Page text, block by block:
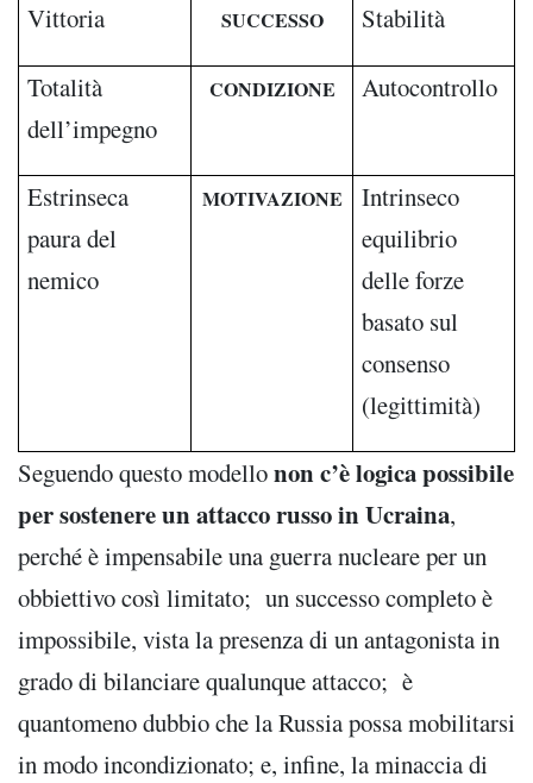
Vittoria SUCCESSO Stabilità
Totalità
dell’impegno
CONDIZIONE Autocontrollo
Estrinseca
paura del
nemico
MOTIVAZIONE
Intrinseco
equilibrio
delle forze
basato sul
consenso
(legittimità)
Seguendo questo modellonon c’è logica possibile
per sostenere un attacco russo in Ucraina,
perché è impensabile una guerra nucleare per un
obbiettivo così limitato; un successo completo è
impossibile, vista la presenza di un antagonista in
grado di bilanciare qualunque attacco; è
quantomeno dubbio che la Russia possa mobilitarsi
in modo incondizionato; e, infine, la minaccia di